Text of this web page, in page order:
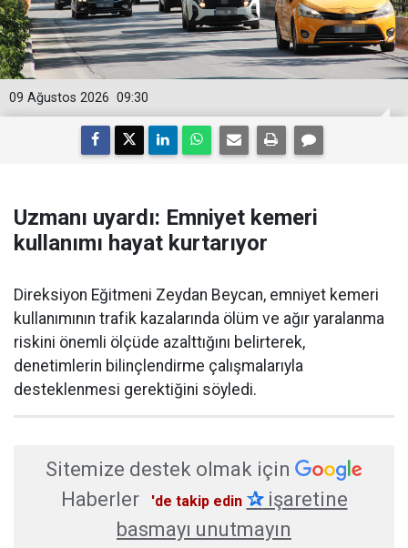
09:30
09 Ağustos 2026
Uzmanı uyardı: Emniyet kemeri
kullanımı hayat kurtarıyor
Direksiyon Eğitmeni Zeydan Beycan, emniyet kemeri
kullanımının trafik kazalarında ölüm ve ağır yaralanma
riskini önemli ölçüde azalttığını belirterek,
denetimlerin bilinçlendirme çalışmalarıyla
desteklenmesi gerektiğini söyledi.
Sitemize destek olmak için
Haberler
'de takip edin ✰işaretine
basmayı unutmayın